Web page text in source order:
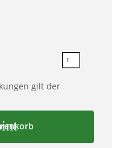
gilt der